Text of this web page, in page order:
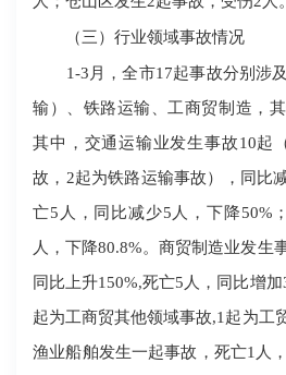
（三）行业领域事故情况
1-3月，全市17起事故分别涉及
输）、铁路运输、工商贸制造，
其中，交通运输业发生事故10起
故，2起为铁路运输事故），同比
亡5人，同比减少5人，下降50%
人，下降80.8%。商贸制造业发生
同比上升150%,死亡5人，同比增
起为工商贸其他领域事故,1起为工
渔业船舶发生一起事故，死亡1人